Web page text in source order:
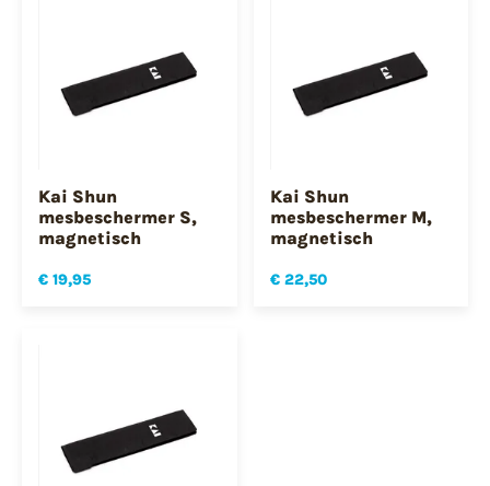
Kai Shun
mesbeschermer S,
magnetisch
€ 19,95
Kai Shun
mesbeschermer M,
magnetisch
€ 22,50